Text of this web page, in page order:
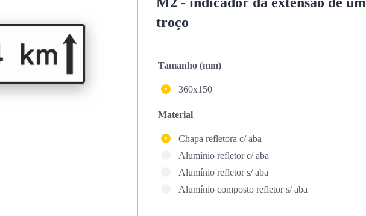
troço
Tamanho (mm)
360x150
Material
Chapa refletora c/ aba
Alumínio refletor c/ aba
Alumínio refletor s/ aba
Alumínio composto refletor s/ aba